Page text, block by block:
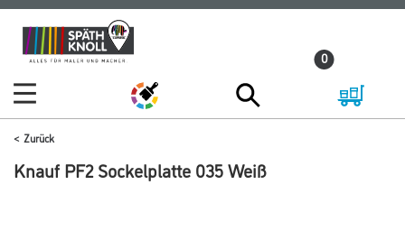
Zum
Inhalt
Zum
Navigationsmenü
0
Zurück
Knauf PF2 Sockelplatte 035 Weiß